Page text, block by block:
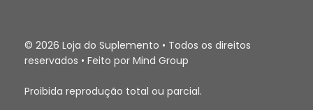
© 2026 Loja do Suplemento • Todos os direitos
reservados • Feito por Mind Group
Proibida reprodução total ou parcial.